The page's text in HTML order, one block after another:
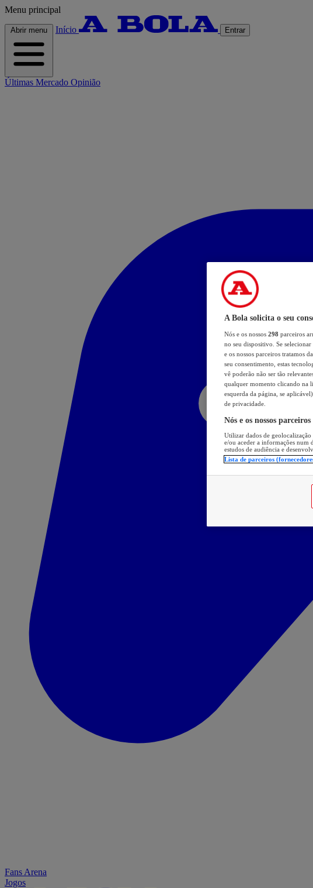
Menu principal
Abrir menu Início Entrar
Últimas Mercado Opinião
Fans Arena
Jogos
A Bola solicita o seu
Nós e os nossos 298 parceiros
no seu dispositivo. Se
e os nossos parceiros tratamos
seu consentimento, estas
vê poderão não ser tão
qualquer momento clicando na
esquerda da página, se
de privacidade.
Nós e os nossos
Utilizar dados de
e/ou aceder a informações num
estudos de audiência e
Lista de parceiros